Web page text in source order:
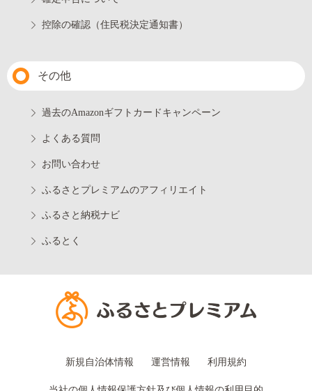
控除の確認（住民税決定通知書）
その他
過去のAmazonギフトカードキャンペーン
よくある質問
お問い合わせ
ふるさとプレミアムのアフィリエイト
ふるさと納税ナビ
ふるとく
新規自治体情報 運営情報 利用規約